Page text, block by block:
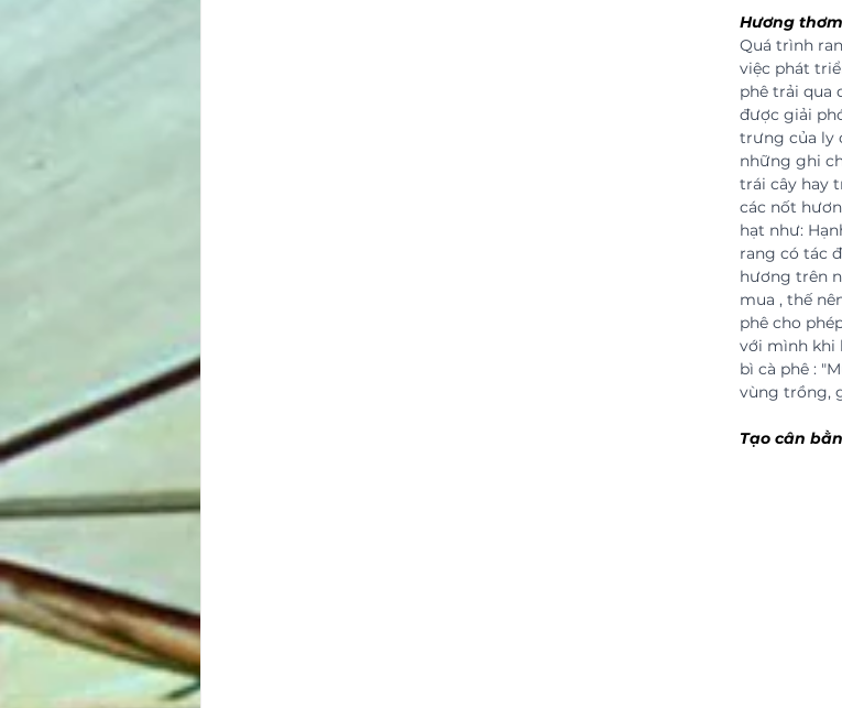
Hương
Quá trình
việc phát
phê trải qua
được giải
trưng của ly
những ghi
trái cây hay
các nốt
hạt như:
rang có tác
hương trên
mua , thế
phê cho
với mình khi
bì cà phê :
vùng trồng,
Tạo cân